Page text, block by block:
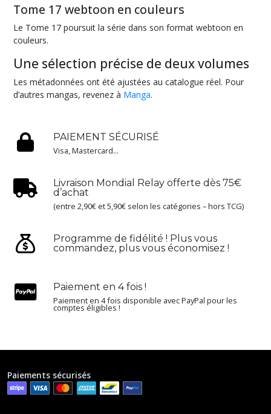
Tome 17 webtoon en couleurs
Le Tome 17 poursuit la série dans son format webtoon en
couleurs.
Une sélection précise de deux volumes
Les métadonnées ont été ajustées au catalogue réel. Pour
d’autres mangas, revenez à Manga.
PAIEMENT SÉCURISÉ
Visa, Mastercard...
Livraison Mondial Relay offerte dès 75€
d’achat
(entre 2,90€ et 5,90€ selon les catégories – hors TCG)
Programme de fidélité ! Plus vous
commandez, plus vous économisez !
Paiement en 4 fois !
Paiement en 4 fois disponible avec PayPal pour les
comptes éligibles !
My
Hero
Academia
(48)
(4)
Leveling
(2)
Soul
Eater
Spy
x
Vinland
Saga
(1)
Paiements sécurisés